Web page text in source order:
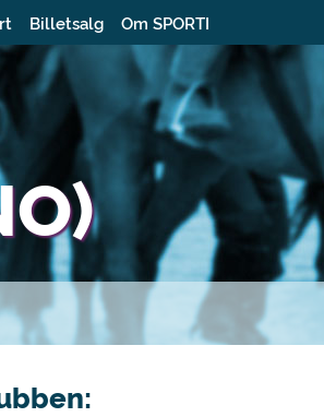
Billetsalg Om SPORTI